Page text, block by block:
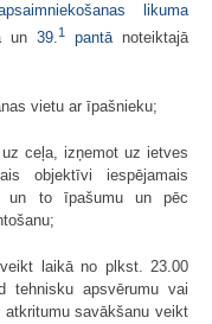
likuma
un 39.1 pantānoteiktajā
vietu ar īpašnieku;
ceļa, izņemot uz ietves
objektīvi iespējamais
un to īpašumu un pēc
laikā no plkst. 23.00
tehnisku apsvērumu vai
savākšanu veikt